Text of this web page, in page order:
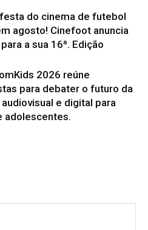
do cinema de futebol
agosto! Cinefoot anuncia
a sua 16ª. Edição
2026 reúne
para debater o futuro da
e digital para
adolescentes.